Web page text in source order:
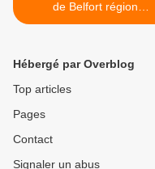
de Belfort région
Bourgogne-Franche
Hébergé par Overblog
Top articles
Pages
Contact
Signaler un abus